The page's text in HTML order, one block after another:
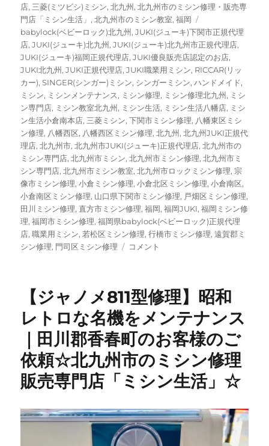
者
日:
ゴ
リ
ー
店, 三菱(ミツビシ)ミシン,北九州,北九州市のミシン修理・販売専
門店「ミシン生活」 ,北九州市のミシン教室,福岡
グ
babylock(ベビーロック)北九州,JUKI(ジューキ)下関市正規代理
店,JUKI(ジューキ)北九州,JUKI(ジューキ)北九州市正規代理店,
JUKI(ジューキ)福岡正規代理店,JUKI優良販売店認定のお店,
JUKI北九州,JUKI正規代理店,JUKI職業用ミシン, RICCAR(リッ
カー),SINGER(シンガー)ミシン, シンガーミシン,ハンドメイド,
ミシン, ミシンメンテナンス, ミシン修理, ミシン修理北九州, ミシ
ン専門店, ミシン教室北九州, ミシン生活, ミシン生活八幡店, ミシ
ン生活小倉南本店, 三菱ミシン,下関市ミシン修理, 八幡東区ミシ
ン修理, 八幡西区, 八幡西区ミシン修理,北九州,北九州JUKI正規代
理店,北九州市,北九州市JUKI(ジューキ)正規代理店,北九州市の
ミシン専門店,北九州市ミシン,北九州市ミシン修理,北九州市ミ
シン専門店,北九州市ミシン教室,北九州市ロックミシン修理, 宗
像市ミシン修理,小倉ミシン修理,小倉北区ミシン修理,小倉南区,
小倉南区ミシン修理, 山口県下関市ミシン修理, 戸畑区ミシン修理,
田川ミシン修理, 直方市ミシン修理,福岡,福岡JUKI,福岡ミシン修
理,福岡市ミシン修理,福岡県babylock(ベビーロック)正規代理
店,職業用ミシン, 若松区ミシン修理,行橋市ミシン修理,遠賀郡ミ
シン修理, 門司区ミシン修理
【昭
ロ】
50
年
以
上
前
の
三
ビ
ン
テ
コメント
【ジャノメ811型修理】昭和
レトロな名機をメンテナンス
｜田川郡香春町のお客様のご
依頼☆北九州市のミシン修理
販売専門店「ミシン生活」☆